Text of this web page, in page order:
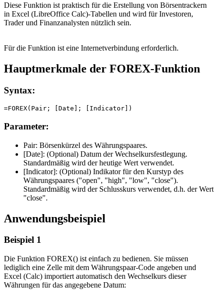
Diese Funktion ist praktisch für die Erstellung von Börsentrackern
in Excel (LibreOffice Calc)-Tabellen und wird für Investoren,
Trader und Finanzanalysten nützlich sein.
Für die Funktion ist eine Internetverbindung erforderlich.
Hauptmerkmale der FOREX-Funktion
Syntax:
Parameter:
Pair: Börsenkürzel des Währungspaares.
[Date]: (Optional) Datum der Wechselkursfestlegung.
Standardmäßig wird der heutige Wert verwendet.
[Indicator]: (Optional) Indikator für den Kurstyp des
Währungspaares ("open", "high", "low", "close").
Standardmäßig wird der Schlusskurs verwendet, d.h. der Wert
"close".
Anwendungsbeispiel
Beispiel 1
Die Funktion FOREX() ist einfach zu bedienen. Sie müssen
lediglich eine Zelle mit dem Währungspaar-Code angeben und
Excel (Calc) importiert automatisch den Wechselkurs dieser
Währungen für das angegebene Datum: